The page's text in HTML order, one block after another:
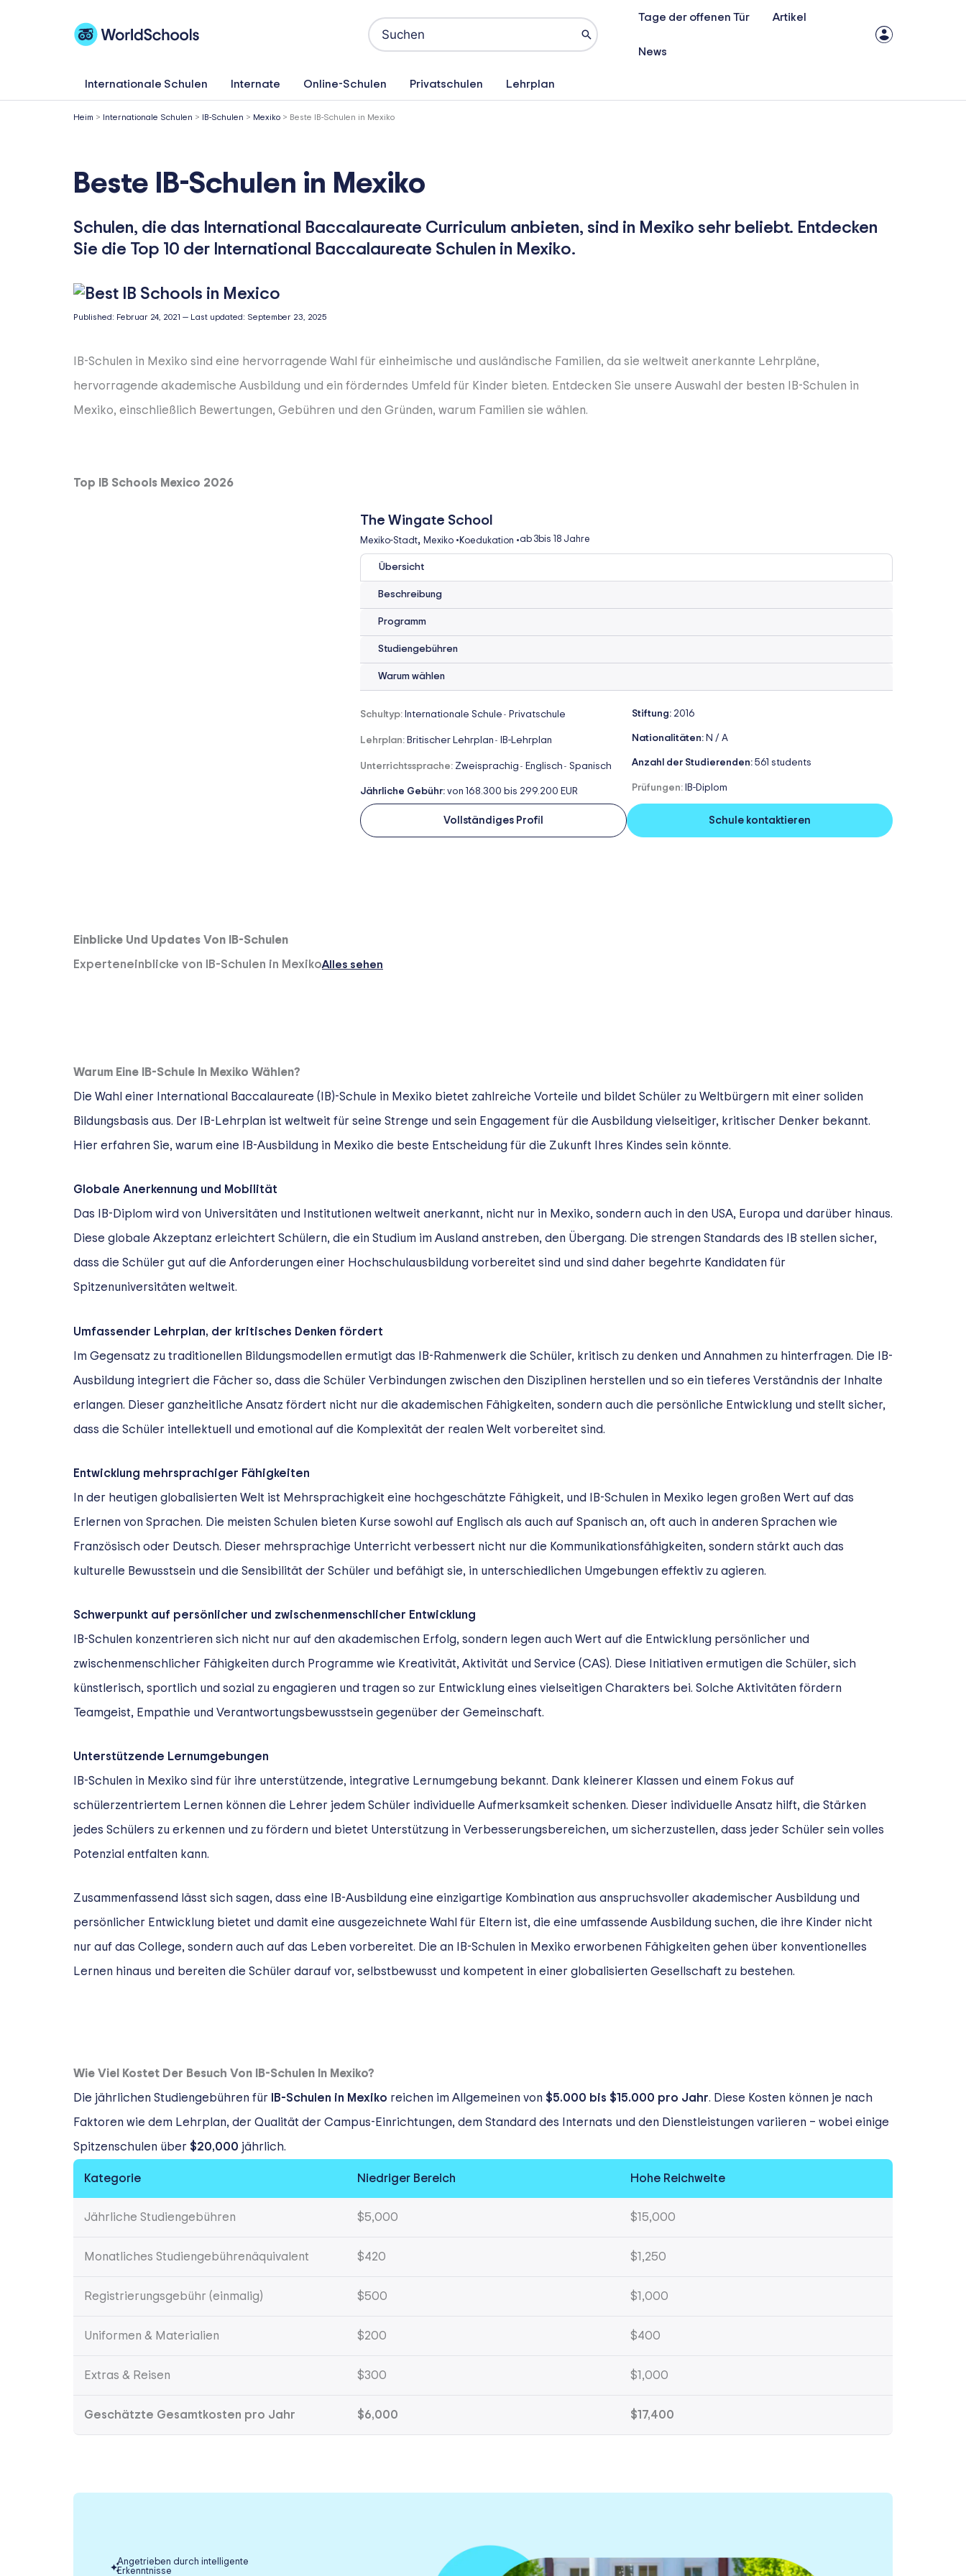
Search
for:
Tage der offenen Tür Artikel
News
Internationale Schulen Internate Online-Schulen Privatschulen Lehrplan
Heim > Internationale Schulen > IB-Schulen > Mexiko > Beste IB-Schulen in Mexiko
Beste IB-Schulen in Mexiko
Schulen, die das International Baccalaureate Curriculum anbieten, sind in Mexiko sehr beliebt. Entdecken
Sie die Top 10 der International Baccalaureate Schulen in Mexiko.
Published: Februar 24, 2021 — Last updated: September 23, 2025
IB-Schulen in Mexiko sind eine hervorragende Wahl für einheimische und ausländische Familien, da sie weltweit anerkannte Lehrpläne,
hervorragende akademische Ausbildung und ein förderndes Umfeld für Kinder bieten. Entdecken Sie unsere Auswahl der besten IB-Schulen in
Mexiko, einschließlich Bewertungen, Gebühren und den Gründen, warum Familien sie wählen.
Top IB Schools Mexico 2026
The Wingate School
Mexiko-Stadt, Mexiko • Koedukation •ab 3bis 18 Jahre
Übersicht
Beschreibung
Programm
Studiengebühren
Warum wählen
Schultyp: Internationale Schule - Privatschule
Lehrplan: Britischer Lehrplan - IB-Lehrplan
Unterrichtssprache: Zweisprachig - Englisch - Spanisch
Jährliche Gebühr: von 168.300 bis 299.200 EUR
Stiftung: 2016
Nationalitäten: N / A
Anzahl der Studierenden: 561 students
Prüfungen: IB-Diplom
Vollständiges Profil Schule kontaktieren
Einblicke Und Updates Von IB-Schulen
Experteneinblicke von IB-Schulen in MexikoAlles sehen
Warum Eine IB-Schule In Mexiko Wählen?
Die Wahl einer International Baccalaureate (IB)-Schule in Mexiko bietet zahlreiche Vorteile und bildet Schüler zu Weltbürgern mit einer soliden
Bildungsbasis aus. Der IB-Lehrplan ist weltweit für seine Strenge und sein Engagement für die Ausbildung vielseitiger, kritischer Denker bekannt.
Hier erfahren Sie, warum eine IB-Ausbildung in Mexiko die beste Entscheidung für die Zukunft Ihres Kindes sein könnte.
Globale Anerkennung und Mobilität
Das IB-Diplom wird von Universitäten und Institutionen weltweit anerkannt, nicht nur in Mexiko, sondern auch in den USA, Europa und darüber hinaus.
Diese globale Akzeptanz erleichtert Schülern, die ein Studium im Ausland anstreben, den Übergang. Die strengen Standards des IB stellen sicher,
dass die Schüler gut auf die Anforderungen einer Hochschulausbildung vorbereitet sind und sind daher begehrte Kandidaten für
Spitzenuniversitäten weltweit.
Umfassender Lehrplan, der kritisches Denken fördert
Im Gegensatz zu traditionellen Bildungsmodellen ermutigt das IB-Rahmenwerk die Schüler, kritisch zu denken und Annahmen zu hinterfragen. Die IB-
Ausbildung integriert die Fächer so, dass die Schüler Verbindungen zwischen den Disziplinen herstellen und so ein tieferes Verständnis der Inhalte
erlangen. Dieser ganzheitliche Ansatz fördert nicht nur die akademischen Fähigkeiten, sondern auch die persönliche Entwicklung und stellt sicher,
dass die Schüler intellektuell und emotional auf die Komplexität der realen Welt vorbereitet sind.
Entwicklung mehrsprachiger Fähigkeiten
In der heutigen globalisierten Welt ist Mehrsprachigkeit eine hochgeschätzte Fähigkeit, und IB-Schulen in Mexiko legen großen Wert auf das
Erlernen von Sprachen. Die meisten Schulen bieten Kurse sowohl auf Englisch als auch auf Spanisch an, oft auch in anderen Sprachen wie
Französisch oder Deutsch. Dieser mehrsprachige Unterricht verbessert nicht nur die Kommunikationsfähigkeiten, sondern stärkt auch das
kulturelle Bewusstsein und die Sensibilität der Schüler und befähigt sie, in unterschiedlichen Umgebungen effektiv zu agieren.
Schwerpunkt auf persönlicher und zwischenmenschlicher Entwicklung
IB-Schulen konzentrieren sich nicht nur auf den akademischen Erfolg, sondern legen auch Wert auf die Entwicklung persönlicher und
zwischenmenschlicher Fähigkeiten durch Programme wie Kreativität, Aktivität und Service (CAS). Diese Initiativen ermutigen die Schüler, sich
künstlerisch, sportlich und sozial zu engagieren und tragen so zur Entwicklung eines vielseitigen Charakters bei. Solche Aktivitäten fördern
Teamgeist, Empathie und Verantwortungsbewusstsein gegenüber der Gemeinschaft.
Unterstützende Lernumgebungen
IB-Schulen in Mexiko sind für ihre unterstützende, integrative Lernumgebung bekannt. Dank kleinerer Klassen und einem Fokus auf
schülerzentriertem Lernen können die Lehrer jedem Schüler individuelle Aufmerksamkeit schenken. Dieser individuelle Ansatz hilft, die Stärken
jedes Schülers zu erkennen und zu fördern und bietet Unterstützung in Verbesserungsbereichen, um sicherzustellen, dass jeder Schüler sein volles
Potenzial entfalten kann.
Zusammenfassend lässt sich sagen, dass eine IB-Ausbildung eine einzigartige Kombination aus anspruchsvoller akademischer Ausbildung und
persönlicher Entwicklung bietet und damit eine ausgezeichnete Wahl für Eltern ist, die eine umfassende Ausbildung suchen, die ihre Kinder nicht
nur auf das College, sondern auch auf das Leben vorbereitet. Die an IB-Schulen in Mexiko erworbenen Fähigkeiten gehen über konventionelles
Lernen hinaus und bereiten die Schüler darauf vor, selbstbewusst und kompetent in einer globalisierten Gesellschaft zu bestehen.
Wie Viel Kostet Der Besuch Von IB-Schulen In Mexiko?
Die jährlichen Studiengebühren für
IB-Schulen in Mexiko reichen im Allgemeinen von $5.000 bis $15.000 pro Jahr. Diese Kosten können je nach
Faktoren wie dem Lehrplan, der Qualität der Campus-Einrichtungen, dem Standard des Internats und den Dienstleistungen variieren – wobei einige
Spitzenschulen über $20,000 jährlich.
Kategorie Niedriger Bereich Hohe Reichweite
Jährliche Studiengebühren $5,000 $15,000
Monatliches Studiengebührenäquivalent $420 $1,250
Registrierungsgebühr (einmalig) $500 $1,000
Uniformen & Materialien $200 $400
Extras & Reisen $300 $1,000
Geschätzte Gesamtkosten pro Jahr $6,000 $17,400
Angetrieben durch intelligente
Erkenntnisse